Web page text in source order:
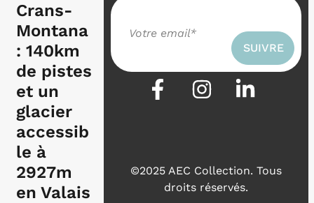
Crans-
Montana
: 140km
de pistes
et un
glacier
accessib
le à
2927m
en Valais
©2025 AEC Collection. Tous
droits réservés.